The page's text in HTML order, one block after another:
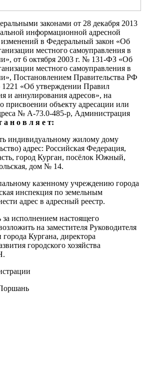
законами от 28 декабря 2013
информационной адресной
в Федеральный закон «Об
местного самоуправления в
от 6 октября 2003 г. № 131-ФЗ «Об
местного самоуправления в
, Постановлением Правительства РФ
1221 «Об утверждении Правил
и аннулирования адресов», на
присвоении объекту адресации или
№ А-73.0-485-р, Администрация
а н о в л я е т:
индивидуальному жилому дому
адрес: Российская Федерация,
город Курган, посёлок Южный,
дом № 14.
казенному учреждению города
инспекция по земельным
адрес в адресный реестр.
исполнением настоящего
на заместителя Руководителя
Кургана, директора
городского хозяйства